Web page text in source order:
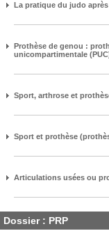
La pratique du judo
Prothèse de genou :
unicompartimentale
Sport, arthrose et
Sport et prothèse
Articulations usées ou
Dossier : PRP